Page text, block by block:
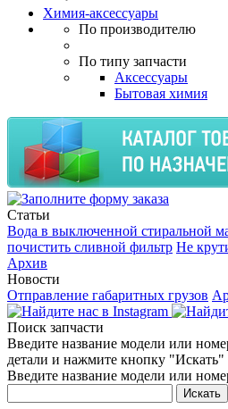
Химия-аксессуары
По производителю
По типу запчасти
Аксессуары
Бытовая химия
Статьи
Вода в выключенной стиральной
почистить сливной фильтр Не
Архив
Новости
Отправление габаритных грузов
Поиск запчасти
Введите название модели или
детали и нажмите кнопку "Искать"
Введите название модели или